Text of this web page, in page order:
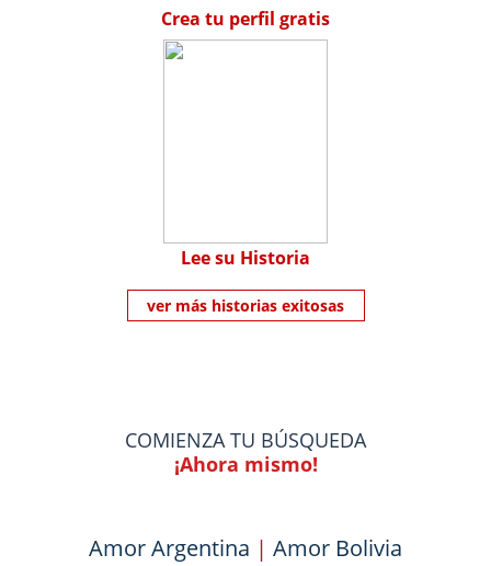
Crea tu perfil gratis
Lee su Historia
ver más historias exitosas
COMIENZA TU BÚSQUEDA
¡Ahora mismo!
Amor Argentina | Amor Bolivia